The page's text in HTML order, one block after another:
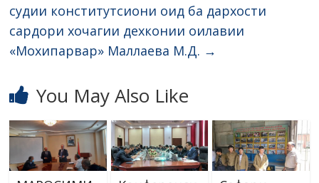
судии конститутсиони оид ба дархости
сардори хочагии дехконии оилавии
«Мохипарвар» Маллаева М.Д. →
You May Also Like